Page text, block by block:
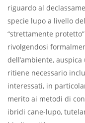
riguardo al
specie lupo a livello
“strettamente
rivolgendosi
dell’ambiente,
ritiene necessario
interessati, in
merito ai metodi di
ibridi cane-lupo,